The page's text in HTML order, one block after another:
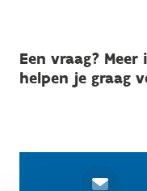
Een vraag?
helpen je graag